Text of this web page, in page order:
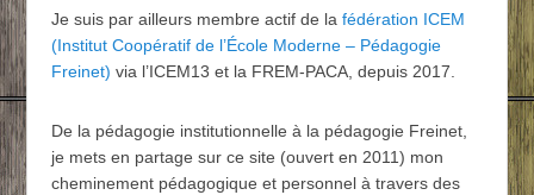
Je suis par ailleurs membre actif de la fédération ICEM
(Institut Coopératif de l’École Moderne – Pédagogie
Freinet) via l’ICEM13 et la FREM-PACA, depuis 2017.
De la pédagogie institutionnelle à la pédagogie Freinet,
je mets en partage sur ce site (ouvert en 2011) mon
cheminement pédagogique et personnel à travers des